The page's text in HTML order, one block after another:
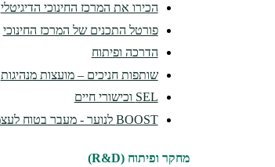
הכירו את המרכז החינוכי הדיגיטלי
פורטל התכנים של המרכז החינוכי
הדרכה ופיתוח
שותפות חניכים – מועצות מנהיגות
SEL וכישורי חיים
BOOST לנוער - מעבר בטוח לעצמאות
מחקר ופיתוח (R&D)